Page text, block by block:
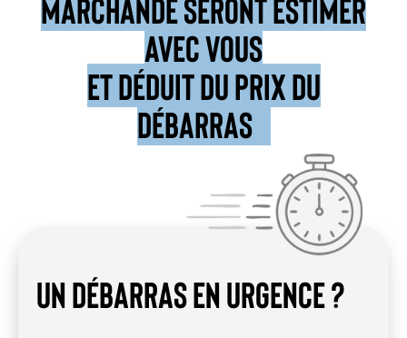
MARCHANDE SERONT ESTIMER
AVEC VOUS
ET DÉDUIT DU PRIX DU
DÉBARRAS
UN DÉBARRAS EN URGENCE ?